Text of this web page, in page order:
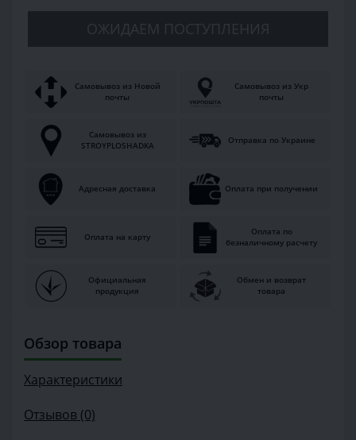
ОЖИДАЕМ ПОСТУПЛЕНИЯ
Самовывоз из Новой
почты
Самовывоз из Укр
почты
Самовывоз из
STROYPLOSHADKA
Отправка по Украине
Адресная доставка Оплата при получении
Оплата на карту
Оплата по
безналичному расчету
Официальная
продукция
Обмен и возврат
товара
Обзор товара
Характеристики
Отзывов (0)